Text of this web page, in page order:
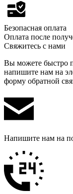
Безопасная оплата
Оплата после
Свяжитесь с нами
Вы можете быстро
напишите нам на
форму обратной
Напишите нам на